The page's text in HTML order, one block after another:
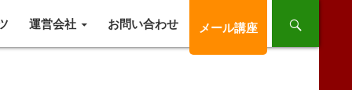
運営会社 お問い合わせ メール講座